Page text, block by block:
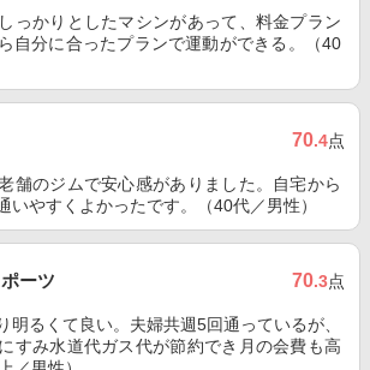
っかりとしたマシンがあって、料金プラン
自分に合ったプランで運動ができる。（40
70.4点
舗のジムで安心感がありました。自宅から
いやすくよかったです。（40代／男性）
ーツ 70.3点
明るくて良い。夫婦共週5回通っているが、
すみ水道代ガス代が節約でき月の会費も高